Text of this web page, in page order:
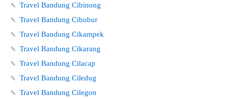
🍡 Travel Bandung Cibinong
🍡 Travel Bandung Cibubur
🍡 Travel Bandung Cikampek
🍡 Travel Bandung Cikarang
🍡 Travel Bandung Cilacap
🍡 Travel Bandung Ciledug
🍡 Travel Bandung Cilegon